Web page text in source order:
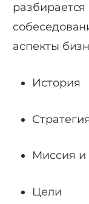
разбирается
аспекты
История
Миссия и
Цели